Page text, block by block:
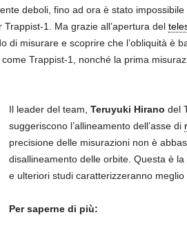
deboli, fino ad ora è stato impossibile
1. Ma grazie all’apertura del
di misurare e scoprire che l’obliquità è
Trappist-1, nonché la prima
Il leader del team, Teruyuki Hirano del
suggeriscono l’allineamento dell’asse di
precisione delle misurazioni non è
disallineamento delle orbite. Questa è
e ulteriori studi caratterizzeranno
Per saperne di più: